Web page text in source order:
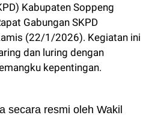
Kabupaten Soppeng
Gabungan SKPD
(22/1/2026). Kegiatan ini
dan luring dengan
kepentingan.
secara resmi oleh Wakil